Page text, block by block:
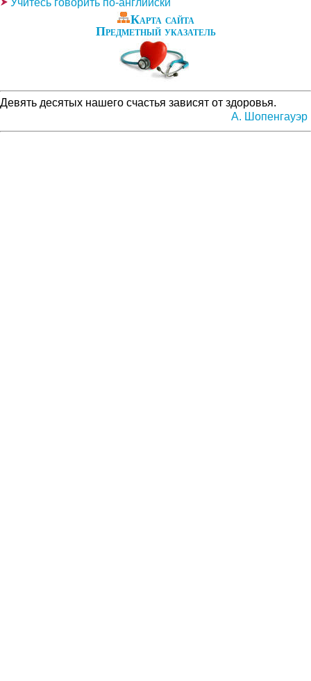
Карта сайта
Предметный указатель
Девять десятых нашего счастья зависят от здоровья.
А. Шопенгауэр